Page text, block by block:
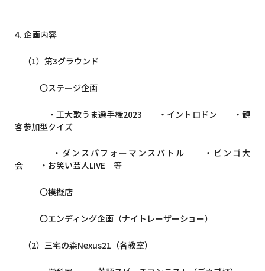
4. 企画内容
（1）第3グラウンド
〇ステージ企画
・工大歌うま選手権2023 ・イントロドン ・観
客参加型クイズ
・ダンスパフォーマンスバトル ・ビンゴ大
会 ・お笑い芸人LIVE 等
〇模擬店
〇エンディング企画（ナイトレーザーショー）
（2）三宅の森Nexus21 （各教室）